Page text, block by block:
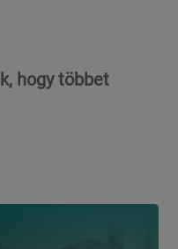
hogy többet